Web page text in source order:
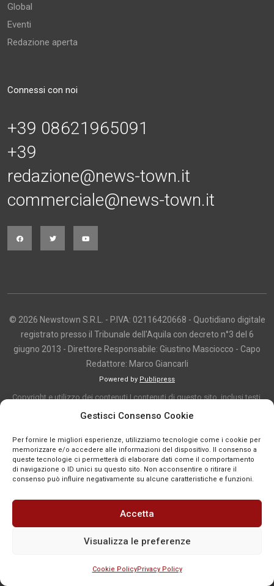
Gestisci Consenso Cookie
Per fornire le migliori esperienze, utilizziamo tecnologie come i cookie per
memorizzare e/o accedere alle informazioni del dispositivo. Il consenso a
queste tecnologie ci permetterà di elaborare dati come il comportamento
di navigazione o ID unici su questo sito. Non acconsentire o ritirare il
consenso può influire negativamente su alcune caratteristiche e funzioni.
Accetta
Visualizza le preferenze
Cookie PolicyPrivacy Policy
Global
Eventi
Redazione aperta
Connessi con noi
+39 08621965091
+39
redazione@news-town.it
commerciale@news-town.it
© 2026 Newstown S.R.L. - P.IVA: 02116420668 - Quotidiano digitale
registrato presso il Tribunale dell'Aquila con decreto n°3 del 6
giugno 2013 - Direttore Responsabile: Giustino Masciocco - Capo
Redattore: Marco Giancarli
Powered by Publipress
Copyright e utilizzo dei contenuti I contenuti di questo sito, inclusi testi,
articoli, immagini, fotografie, video e grafica, sono protetti da copyright e
indicazione. La riproduzione totale o parziale dei contenuti è consentita
solo previa autorizzazione o citando chiaramente la fonte, con link diretto
alla pagina originale, quando previsto. I contenuti provenienti da terze
parti sono pubblicati a fini informativi e restano di proprietà dei legittimi
titolari dei diritti. Se un contenuto viola diritti d’autore o norme vigenti, è
possibile segnalarlo per la verifica e l’eventuale rimozione tramite
comunicazione mail all'indirizzo redazione@news-town.it